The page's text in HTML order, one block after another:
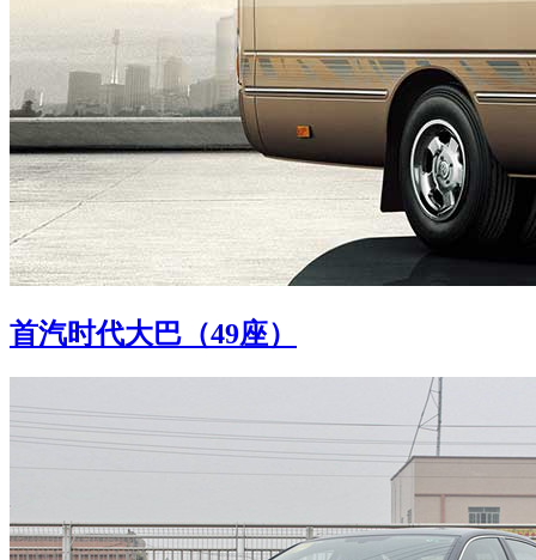
首汽时代大巴（49座）